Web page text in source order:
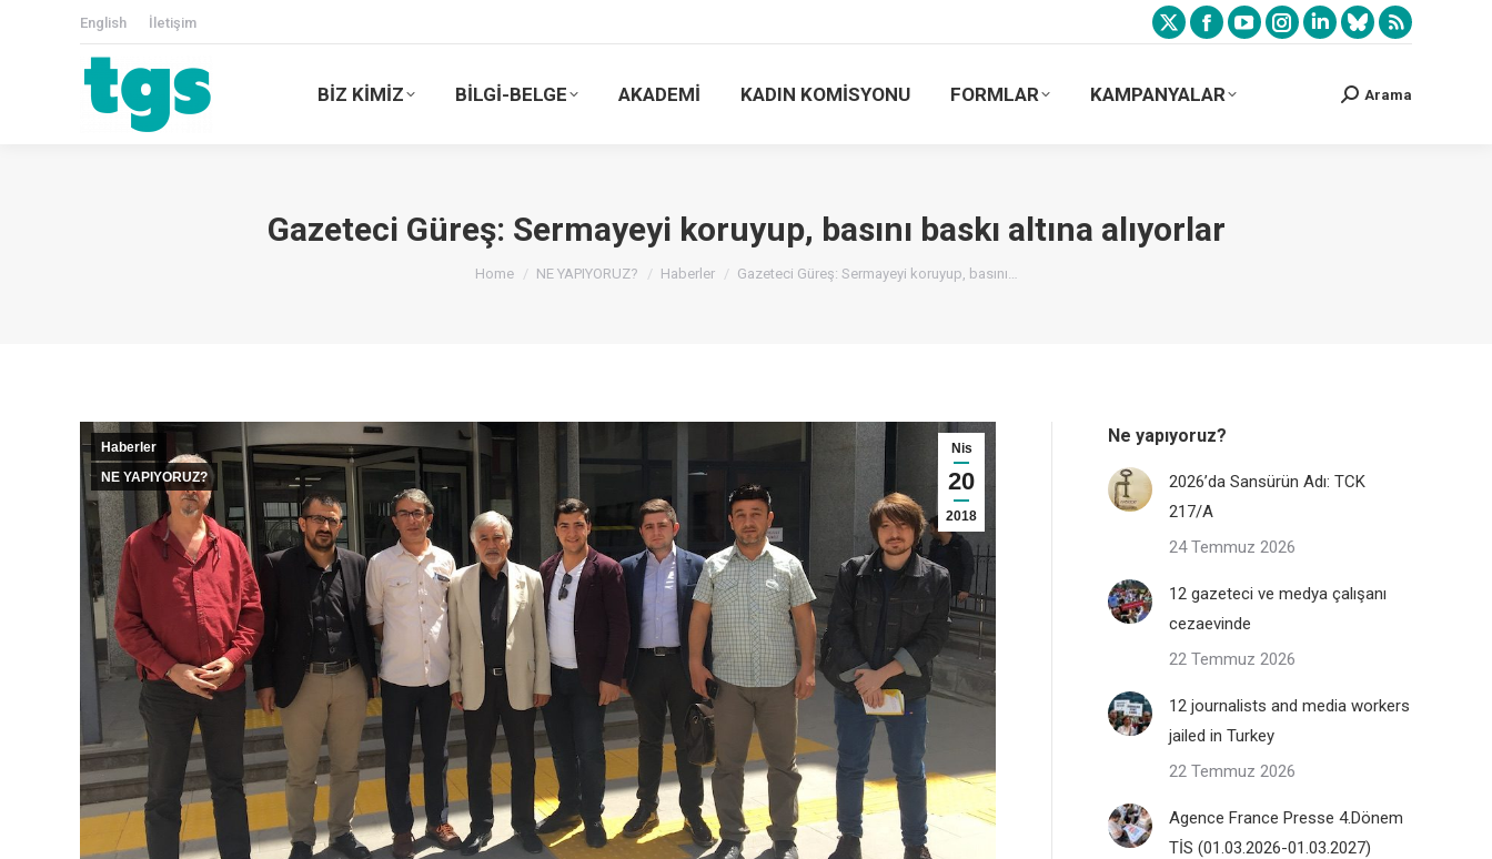
English İletişim
BİZ KİMİZ BİLGİ-BELGE AKADEMİ KADIN KOMİSYONU FORMLAR KAMPANYALAR Arama
Gazeteci Güreş: Sermayeyi koruyup, basını baskı altına alıyorlar
You are here:
Home NE YAPIYORUZ? Haberler Gazeteci Güreş: Sermayeyi koruyup, basını…
Nis
20
2018
Haberler
NE YAPIYORUZ?
Ne yapıyoruz?
2026’da Sansürün Adı: TCK
217/A
24 Temmuz 2026
12 gazeteci ve medya çalışanı
cezaevinde
22 Temmuz 2026
12 journalists and media workers
jailed in Turkey
22 Temmuz 2026
Agence France Presse 4.Dönem
TİS (01.03.2026-01.03.2027)